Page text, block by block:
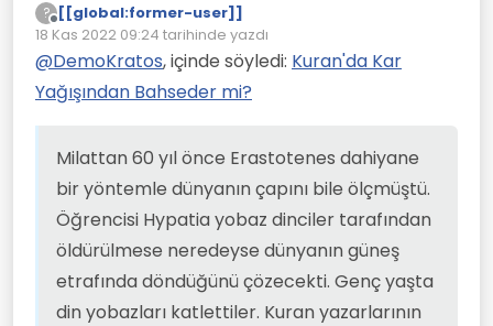
şeyler Fenikelilerin Akdeniz'de
ticaret yapmaları ile sınırlıdır.
Fenikeliler gemilerine Nil
deltasından tatlı içme suyu
doldururlardı. ÇÜnkü Nil muazzam
debisi ile deniz suyunu iterdi. Bu da
Kuran'a iki deniz bir tuzlu biri tatlı
Bunlar gemilerin su üstünde nasıl
durduğunu filan anlamaktan aciz
bilgi düzeyinde kişiler. Gemileri
ama hiç haberleri yok. Dünyanın
yuvarlak olduğundan da hiç ama hiç
haberleri yok. Halbuki bu milattan
önce anlaşılmış bir bilgi.
Milattan 60 yıl önce Erastotenes
Hypatia yobaz dinciler tarafından
öldürülmese neredeyse dünyanın
güneş etrafında döndüğünü
çözecekti. Genç yaşta din yobazları
katlettiler. Kuran yazarlarının
bunların hiç birinden zerre kadar
haberleri yok.
?
Çevrimdışı
[[global:former-user]]
18 Kas 2022 09:24 tarihinde yazdı
Son düzenleyen:
@DemoKratos, içinde söyledi: Kuran'da Kar
Yağışından Bahseder mi?
Milattan 60 yıl önce Erastotenes dahiyane
bir yöntemle dünyanın çapını bile ölçmüştü.
Öğrencisi Hypatia yobaz dinciler tarafından
öldürülmese neredeyse dünyanın güneş
etrafında döndüğünü çözecekti. Genç yaşta
din yobazları katlettiler. Kuran yazarlarının